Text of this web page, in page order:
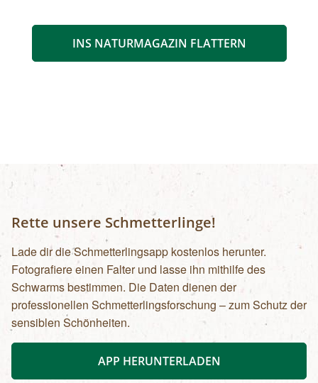
INS NATURMAGAZIN FLATTERN
Rette unsere Schmetterlinge!
Lade dir die Schmetterlingsapp kostenlos herunter.
Fotografiere einen Falter und lasse ihn mithilfe des
Schwarms bestimmen. Die Daten dienen der
professionellen Schmetterlingsforschung – zum Schutz der
sensiblen Schönheiten.
APP HERUNTERLADEN